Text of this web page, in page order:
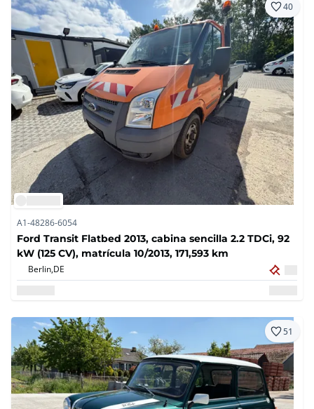
40
A1-48286-6054
Ford Transit Flatbed 2013, cabina sencilla 2.2 TDCi, 92
kW (125 CV), matrícula 10/2013, 171,593 km
Berlin,DE
51